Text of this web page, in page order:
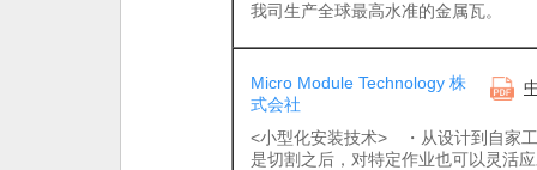
我司生产全球最高水准的金属瓦。
Micro Module Technology 株
式会社
<小型化安装技术> ・从设计到自家
是切割之后，对特定作业也可以灵活